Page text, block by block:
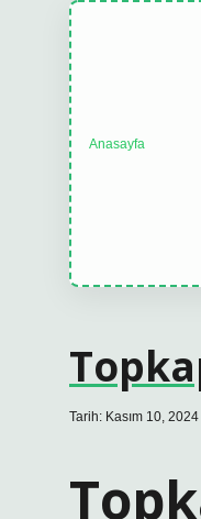
Anasayfa
Tarih: Kasım 10, 2024